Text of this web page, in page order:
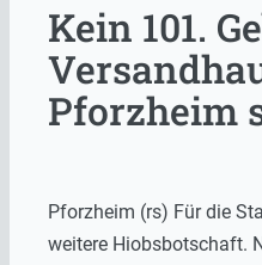
Kein 101.
Pforzheim
Pforzheim (rs) Für die
weitere Hiobsbotschaft.